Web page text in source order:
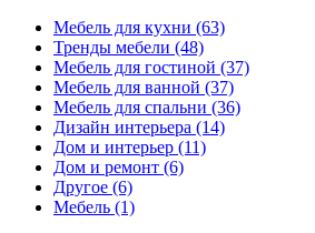
Мебель для кухни (63)
Тренды мебели (48)
Мебель для гостиной (37)
Мебель для ванной (37)
Мебель для спальни (36)
Дизайн интерьера (14)
Дом и интерьер (11)
Дом и ремонт (6)
Другое (6)
Мебель (1)